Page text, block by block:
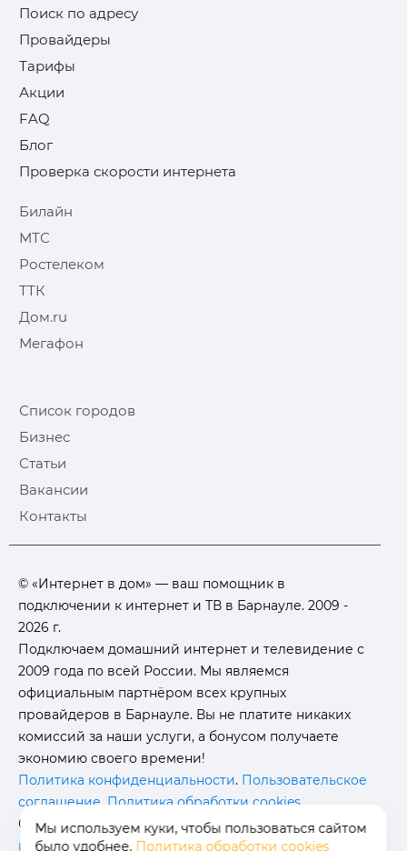
Поиск по адресу
Провайдеры
Тарифы
Акции
FAQ
Блог
Проверка скорости интернета
Билайн
МТС
Ростелеком
ТТК
Дом.ru
Мегафон
Список городов
Бизнес
Статьи
Вакансии
Контакты
© «Интернет в дом» — ваш помощник в
подключении к интернет и ТВ в Барнауле. 2009 -
2026 г.
Подключаем домашний интернет и телевидение с
2009 года по всей России. Мы являемся
официальным партнёром всех крупных
провайдеров в Барнауле. Вы не платите никаких
комиссий за наши услуги, а бонусом получаете
экономию своего времени!
Политика конфиденциальности. Пользовательское
соглашение Политика обработки cookies
Отписаться от полученияинформационных
рассылокот данного ресурса можно настранице
Мы используем куки, чтобы пользоваться сайтом
было удобнее. Политика обработки cookies